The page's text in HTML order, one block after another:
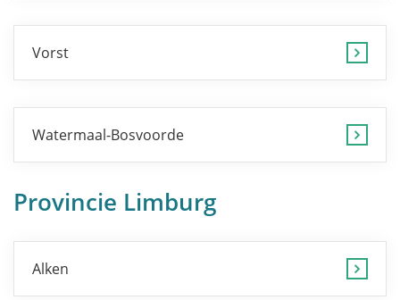
Vorst
Watermaal-Bosvoorde
Provincie Limburg
Alken